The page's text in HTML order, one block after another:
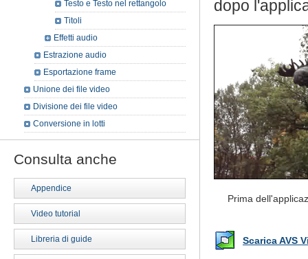
dopo
Prima
Scarica AVS
Testo e Testo nel rettangolo
Titoli
Effetti audio
Estrazione audio
Esportazione frame
Unione dei file video
Divisione dei file video
Conversione in lotti
Consulta anche
Appendice
Video tutorial
Libreria di guide